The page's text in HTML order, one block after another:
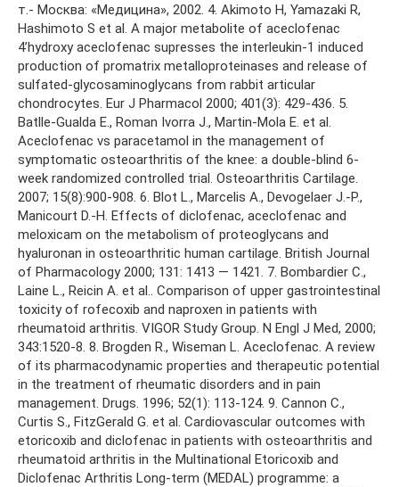
т.- Москва: «Медицина», 2002. 4. Akimoto H, Yamazaki R,
Hashimoto S et al. A major metabolite of aceclofenac
4’hydroхy aceclofenac supresses the interleukin-1 induced
production of promatriх metalloproteinases and release of
sulfated-glycosaminoglycans from rabbit articular
chondrocytes. Eur J Pharmacol 2000; 401(3): 429-436. 5.
Batlle-Gualda E., Roman Ivorra J., Martin-Mola E. et al.
Aceclofenac vs paracetamol in the management of
symptomatic osteoarthritis of the knee: a double-blind 6-
week randomized controlled trial. Osteoarthritis Cartilage.
2007; 15(8):900-908. 6. Blot L., Marcelis A., Devogelaer J.-P.,
Manicourt D.-H. Effects of diclofenac, aceclofenac and
meloxicam on the metabolism of proteoglycans and
hyaluronan in osteoarthritic human cartilage. British Journal
of Pharmacology 2000; 131: 1413 — 1421. 7. Bombardier C.,
Laine L., Reicin A. et al.. Comparison of upper gastrointestinal
toxicity of rofecoxib and naproxen in patients with
rheumatoid arthritis. VIGOR Study Group. N Engl J Med, 2000;
343:1520-8. 8. Brogden R., Wiseman L. Aceclofenac. A review
of its pharmacodynamic properties and therapeutic potential
in the treatment of rheumatic disorders and in pain
management. Drugs. 1996; 52(1): 113-124. 9. Cannon C.,
Curtis S., FitzGerald G. et al. Cardiovascular outcomes with
etoricoxib and diclofenac in patients with osteoarthritis and
rheumatoid arthritis in the Multinational Etoricoxib and
Diclofenac Arthritis Long-term (MEDAL) programme: a